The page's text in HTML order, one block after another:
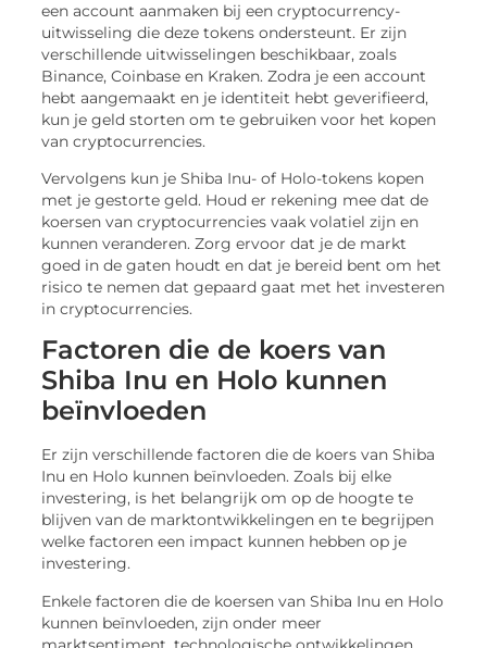
een account aanmaken bij een cryptocurrency-
uitwisseling die deze tokens ondersteunt. Er zijn
verschillende uitwisselingen beschikbaar, zoals
Binance, Coinbase en Kraken. Zodra je een account
hebt aangemaakt en je identiteit hebt geverifieerd,
kun je geld storten om te gebruiken voor het kopen
van cryptocurrencies.
Vervolgens kun je Shiba Inu- of Holo-tokens kopen
met je gestorte geld. Houd er rekening mee dat de
koersen van cryptocurrencies vaak volatiel zijn en
kunnen veranderen. Zorg ervoor dat je de markt
goed in de gaten houdt en dat je bereid bent om het
risico te nemen dat gepaard gaat met het investeren
in cryptocurrencies.
Factoren die de koers van
Shiba Inu en Holo kunnen
beïnvloeden
Er zijn verschillende factoren die de koers van Shiba
Inu en Holo kunnen beïnvloeden. Zoals bij elke
investering, is het belangrijk om op de hoogte te
blijven van de marktontwikkelingen en te begrijpen
welke factoren een impact kunnen hebben op je
investering.
Enkele factoren die de koersen van Shiba Inu en Holo
kunnen beïnvloeden, zijn onder meer
marktsentiment, technologische ontwikkelingen,